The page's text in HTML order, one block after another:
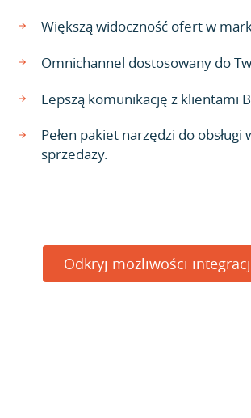
Większą widoczność ofert w
Omnichannel dostosowany do
Lepszą komunikację z klientami
Pełen pakiet narzędzi do obsługi
sprzedaży.
Odkryj możliwości